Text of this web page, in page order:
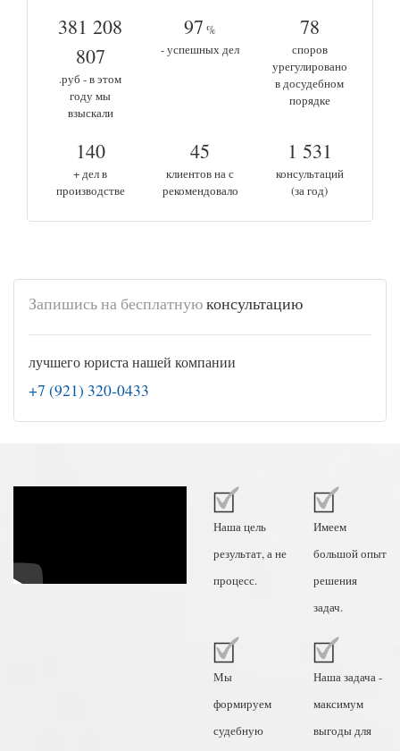
381 208
807
.руб - в этом
году мы
взыскали
97 %
- успешных дел
78
споров
урегулировано
в досудебном
порядке
140
+ дел в
производстве
45
клиентов на с
рекомендовало
1 531
консультаций
(за год)
Запишись на бесплатнуюконсультацию
лучшего юриста нашей компании
+7 (921) 320-0433
Наша цель
результат, а не
процесс.
Имеем
большой опыт
решения
задач.
Мы
формируем
судебную
Наша задача -
максимум
выгоды для